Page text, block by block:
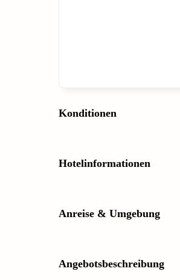
Konditionen
Hotelinformationen
Anreise & Umgebung
Angebotsbeschreibung